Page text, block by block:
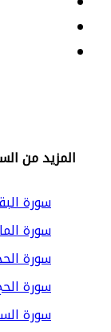
المزيد من
سورة
سورة
سورة
سورة
سورة